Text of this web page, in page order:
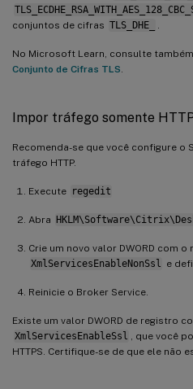
conjuntos de cifras TLS_DHE_ .
No Microsoft Learn, consulte também
Conjunto de Cifras TLS.
Impor tráfego somente
Recomenda-se que você configure o
tráfego HTTP.
Execute regedit
Abra
Crie um novo valor DWORD com o
XmlServicesEnableNonSsl e
Reinicie o Broker Service.
Existe um valor DWORD de registro
XmlServicesEnableSsl , que você
HTTPS. Certifique-se de que ele não